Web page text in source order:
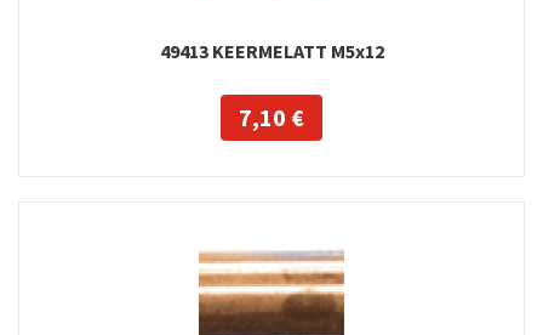
49413 KEERMELATT M5x12
7,10 €